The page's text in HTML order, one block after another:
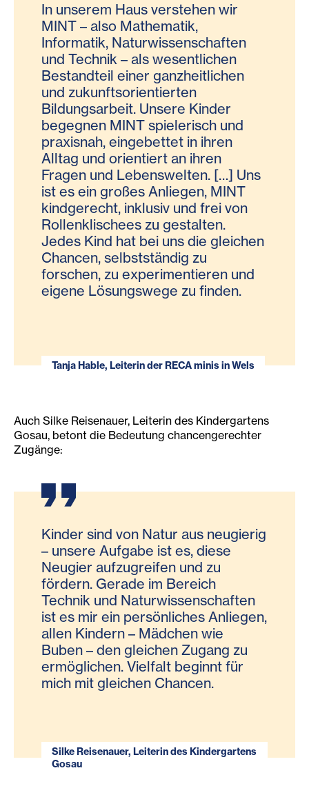
In unserem Haus verstehen wir
MINT – also Mathematik,
Informatik, Naturwissenschaften
und Technik – als wesentlichen
Bestandteil einer ganzheitlichen
und zukunftsorientierten
Bildungsarbeit. Unsere Kinder
begegnen MINT spielerisch und
praxisnah, eingebettet in ihren
Alltag und orientiert an ihren
Fragen und Lebenswelten. […] Uns
ist es ein großes Anliegen, MINT
kindgerecht, inklusiv und frei von
Rollenklischees zu gestalten.
Jedes Kind hat bei uns die gleichen
Chancen, selbstständig zu
forschen, zu experimentieren und
eigene Lösungswege zu finden.
Tanja Hable, Leiterin der RECA minis in Wels
Auch Silke Reisenauer, Leiterin des Kindergartens
Gosau, betont die Bedeutung chancengerechter
Zugänge:
Kinder sind von Natur aus neugierig
– unsere Aufgabe ist es, diese
Neugier aufzugreifen und zu
fördern. Gerade im Bereich
Technik und Naturwissenschaften
ist es mir ein persönliches Anliegen,
allen Kindern – Mädchen wie
Buben – den gleichen Zugang zu
ermöglichen. Vielfalt beginnt für
mich mit gleichen Chancen.
Silke Reisenauer, Leiterin des Kindergartens
Gosau